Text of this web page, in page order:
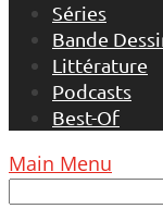
Séries
Bande
Littérature
Podcasts
Best-Of
Main Menu